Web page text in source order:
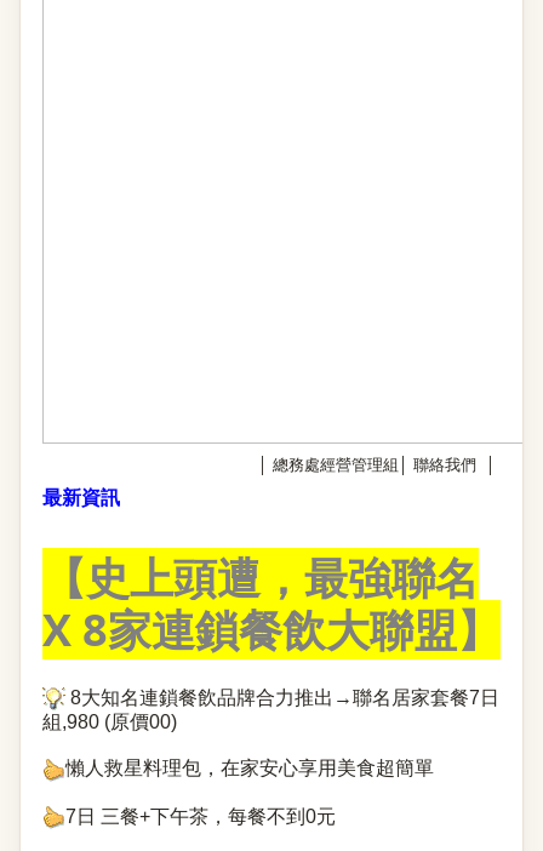
總務處經營管理組 聯絡我們
最新資訊
【史上頭遭，最強聯名
X 8家連鎖餐飲大聯盟】
8大知名連鎖餐飲品牌合力推出→聯名居家套餐7日
組,980 (原價00)
懶人救星料理包，在家安心享用美食超簡單
7日 三餐+下午茶，每餐不到0元